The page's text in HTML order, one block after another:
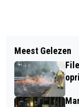
TILBURGER
ONGEVAL
FANS
PLAY-
Meest Gelezen